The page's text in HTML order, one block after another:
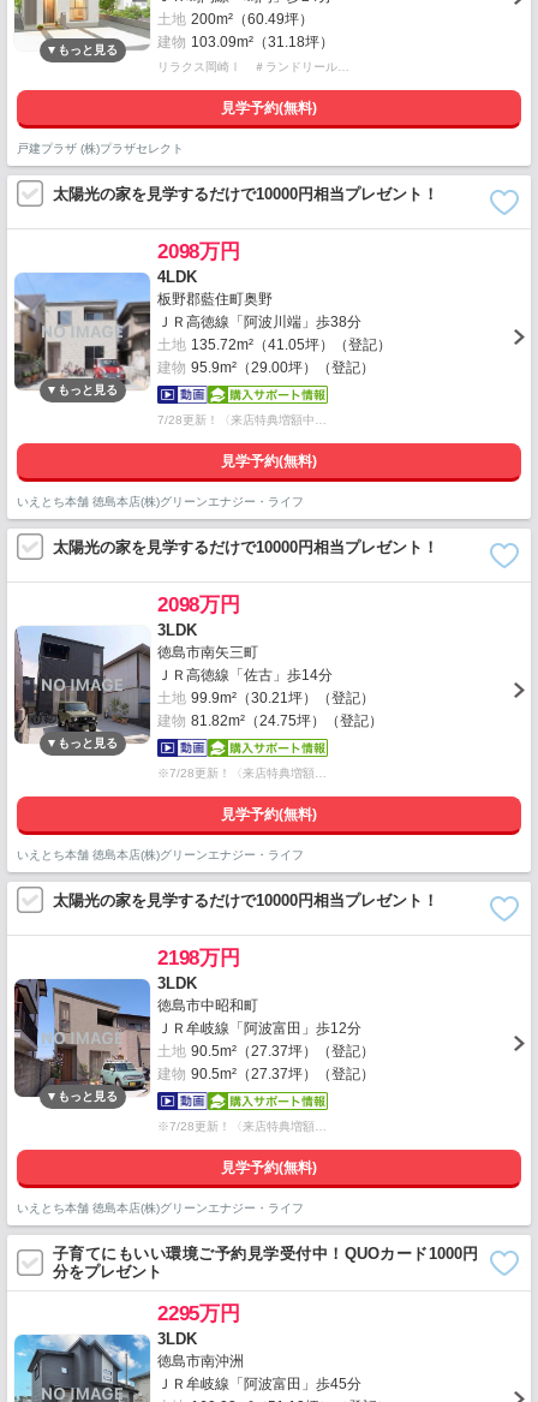
土地 200m²（60.49坪）
建物 103.09m²（31.18坪）
リラクス岡崎Ⅰ ＃ランドリール…
見学予約(無料)
戸建プラザ (株)プラザセレクト
太陽光の家を見学するだけで10000円相当プレゼント！
2098万円
4LDK
板野郡藍住町奥野
ＪＲ高徳線「阿波川端」歩38分
土地 135.72m²（41.05坪）（登記）
建物 95.9m²（29.00坪）（登記）
7/28更新！〈来店特典増額中…
見学予約(無料)
いえとち本舗 徳島本店(株)グリーンエナジー・ライフ
太陽光の家を見学するだけで10000円相当プレゼント！
2098万円
3LDK
徳島市南矢三町
ＪＲ高徳線「佐古」歩14分
土地 99.9m²（30.21坪）（登記）
建物 81.82m²（24.75坪）（登記）
※7/28更新！〈来店特典増額…
見学予約(無料)
いえとち本舗 徳島本店(株)グリーンエナジー・ライフ
太陽光の家を見学するだけで10000円相当プレゼント！
2198万円
3LDK
徳島市中昭和町
ＪＲ牟岐線「阿波富田」歩12分
土地 90.5m²（27.37坪）（登記）
建物 90.5m²（27.37坪）（登記）
※7/28更新！〈来店特典増額…
見学予約(無料)
いえとち本舗 徳島本店(株)グリーンエナジー・ライフ
子育てにもいい環境ご予約見学受付中！QUOカード1000円
分をプレゼント
2295万円
3LDK
徳島市南沖洲
ＪＲ牟岐線「阿波富田」歩45分